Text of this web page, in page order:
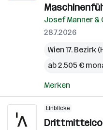
Josef Manner &
28.7.2026
Wien 17. Bezirk
ab 2.505 €
Merken
Einblicke